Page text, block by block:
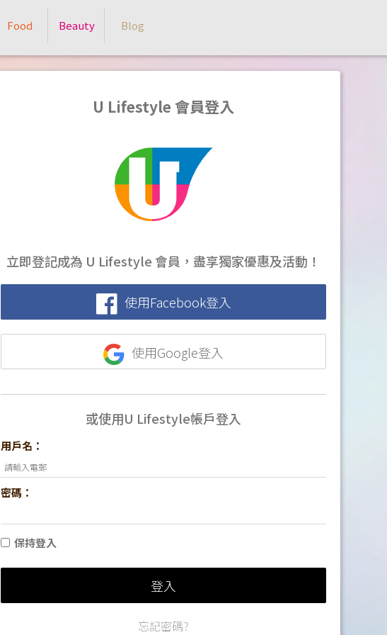
Food Beauty Blog
U Lifestyle 會員登入
立即登記成為 U Lifestyle 會員，盡享獨家優惠及活動！
使用Facebook登入
使用Google登入
或使用U Lifestyle帳戶登入
用戶名：
密碼：
保持登入
登入
忘記密碼?